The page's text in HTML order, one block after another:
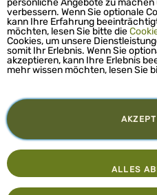
persönliche Angebote zu
verbessern. Wenn Sie optionale
kann Ihre Erfahrung
möchten, lesen Sie bitte die
Cookies, um unsere
somit Ihr Erlebnis. Wenn Sie
akzeptieren, kann Ihre Erlebnis
mehr wissen möchten, lesen Sie
ALLES